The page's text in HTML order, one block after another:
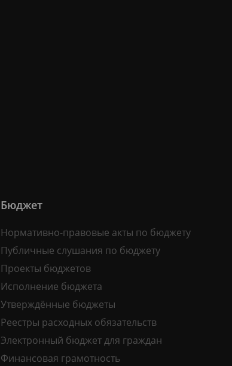
Бюджет
Нормативно-правовые акты по бюджету
Публичные слушания по бюджету
Проекты бюджетов
Исполнение бюджета
Утверждённые бюджеты
Реестры расходных обязательств
Электронный бюджет для граждан
Финансовая грамотность